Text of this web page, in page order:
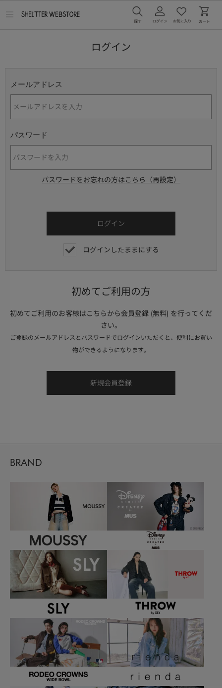
ログイン
メールアドレス
パスワード
パスワードをお忘れの方はこちら（再設定）
ログインしたままにする
初めてご利用の方
初めてご利用のお客様はこちらから会員登録 (無料) を行ってくだ
さい。
ご登録のメールアドレスとパスワードでログインいただくと、便利にお買い
物ができるようになります。
BRAND